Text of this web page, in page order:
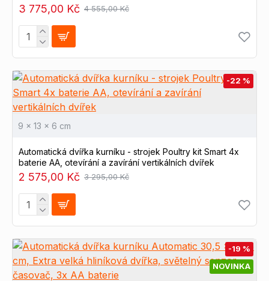
3 775,00 Kč 4 555,00 Kč
-22 %
9 x 13 x 6 cm
Automatická dvířka kurníku - strojek Poultry kit Smart 4x
baterie AA, otevírání a zavírání vertikálních dvířek
2 575,00 Kč 3 295,00 Kč
NOVINKA
-19 %